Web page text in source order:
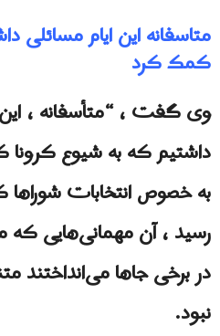
متاسفانه این ایام مسائلی
کمک کرد
وی گفت ، “متأسفانه ، این
داشتیم که به شیوع
به خصوص انتخابات
رسید ، آن مهمانی‌هایی
در برخی جاها می‌انداختند
نبود.